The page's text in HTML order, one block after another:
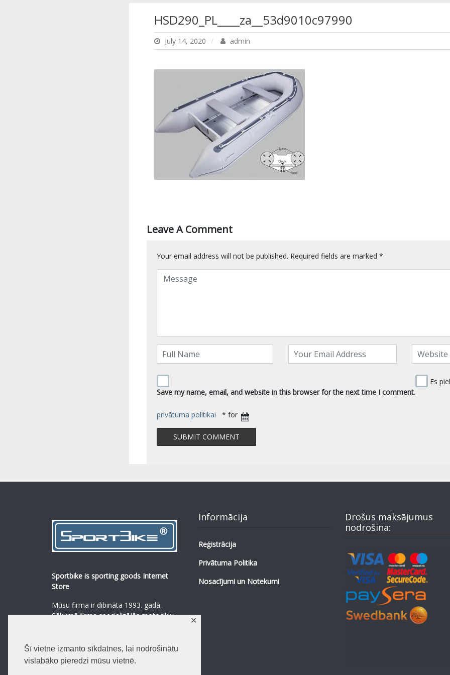
Šī vietne izmanto sīkdatnes, lai nodrošinātu
vislabāko pieredzi mūsu vietnē.
✕
HSD290_PL____za__53d9010c97990
July 14, 2020 admin
Leave A Comment
Your email address will not be published. Required fields are marked *
Save my name, email, and website in this browser for the next time I comment.
Es
privātuma politikai * for
Sportbike is sporting goods Internet
Store
Mūsu firma ir dibināta 1993. gadā.
Sākumā firma specializējās motociklu,
Lasīt vairāk
Informācija
Reģistrācija
Privātuma Politika
Nosacījumi un Notekumi
Drošus maksājumus
nodrošina:
0